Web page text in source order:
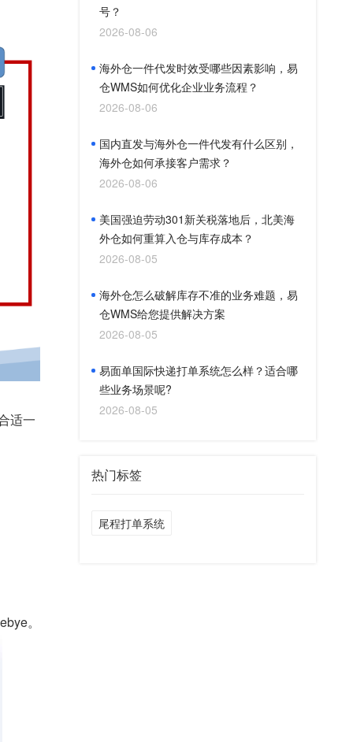
适一
。
号？
2026-08-06
海外仓一件代发时效受哪些因素影响，易
仓WMS如何优化企业业务流程？
2026-08-06
国内直发与海外仓一件代发有什么区别，
海外仓如何承接客户需求？
2026-08-06
美国强迫劳动301新关税落地后，北美海
外仓如何重算入仓与库存成本？
2026-08-05
海外仓怎么破解库存不准的业务难题，易
仓WMS给您提供解决方案
2026-08-05
易面单国际快递打单系统怎么样？适合哪
些业务场景呢?
2026-08-05
热门标签
尾程打单系统